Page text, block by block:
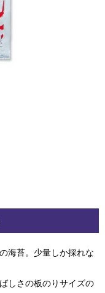
海苔。少量しか採れな
しさの板のりサイズの